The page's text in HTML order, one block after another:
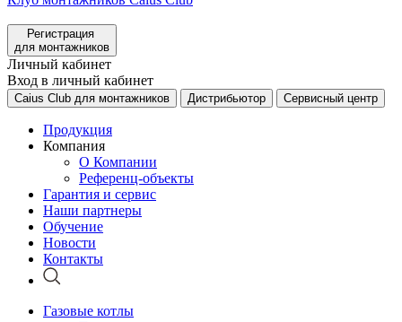
Регистрация
для монтажников
Личный кабинет
Вход в личный кабинет
Caius Club для монтажников Дистрибьютор Сервисный центр
Продукция
Компания
О Компании
Референц-объекты
Гарантия и сервис
Наши партнеры
Обучение
Новости
Контакты
Газовые котлы